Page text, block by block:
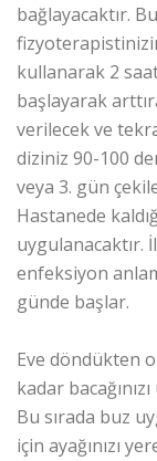
bağlayacaktır.
kullanarak 2
başlayarak
verilecek ve
diziniz 90-100
veya 3. gün
Hastanede
uygulanacaktır.
enfeksiyon
günde başlar.
Eve döndükten
kadar
Bu sırada buz
için ayağınızı